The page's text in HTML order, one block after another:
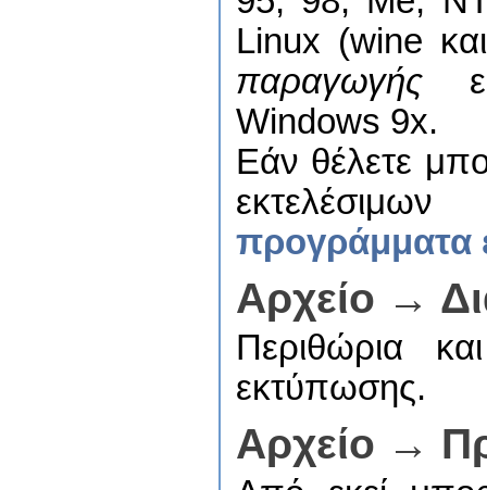
Linux (wine
παραγωγής
Windows 9x.
Εάν θέλετε
προγράμματα
Αρχείο →
Περιθώρια
εκτύπωσης.
Αρχείο →